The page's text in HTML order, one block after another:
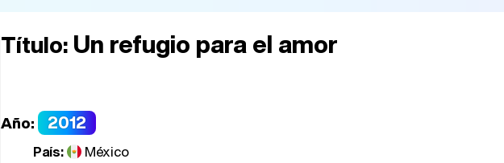
Título:Un refugio para el amor
Año: 2012
País:
México